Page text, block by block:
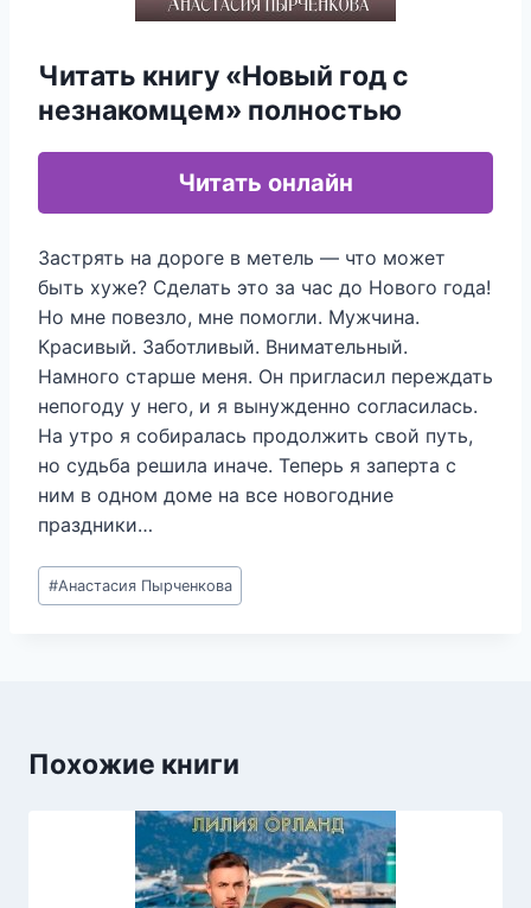
Читать книгу «Новый год с
незнакомцем» полностью
Читать онлайн
Застрять на дороге в метель — что может
быть хуже? Сделать это за час до Нового года!
Но мне повезло, мне помогли. Мужчина.
Красивый. Заботливый. Внимательный.
Намного старше меня. Он пригласил переждать
непогоду у него, и я вынужденно согласилась.
На утро я собиралась продолжить свой путь,
но судьба решила иначе. Теперь я заперта с
ним в одном доме на все новогодние
праздники…
Метки
записи:
#Анастасия Пырченкова
Похожие книги